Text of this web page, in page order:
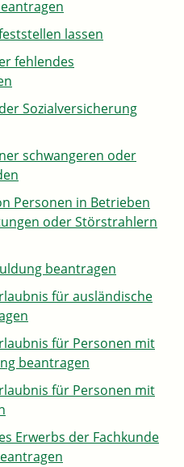
lassen
fehlendes
Sozialversicherung
schwangeren oder
Personen in Betrieben
oder Störstrahlern
beantragen
für ausländische
für Personen mit
beantragen
für Personen mit
Erwerbs der Fachkunde